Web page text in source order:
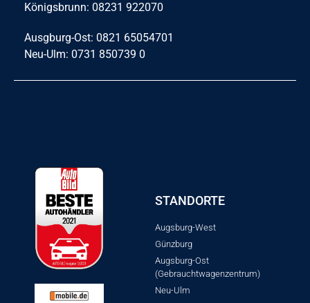
Königsbrunn: 08231 922070
Ausgburg-Ost: 0821 65054701
Neu-Ulm: 0731 850739 0
STANDORTE
Augsburg-West
Günzburg
Augsburg-Ost
(Gebrauchtwagenzentrum)
Neu-Ulm